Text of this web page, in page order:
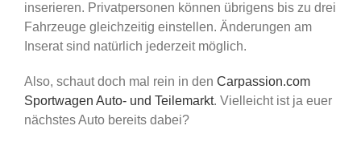
inserieren. Privatpersonen können übrigens bis zu drei
Fahrzeuge gleichzeitig einstellen. Änderungen am
Inserat sind natürlich jederzeit möglich.
Also, schaut doch mal rein in den Carpassion.com
Sportwagen Auto- und Teilemarkt. Vielleicht ist ja euer
nächstes Auto bereits dabei?